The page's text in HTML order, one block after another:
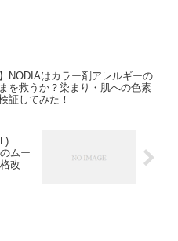
】NODIAはカラー剤アレルギーの
を救うか？染まり・肌への色素
証してみた！
ムー
改